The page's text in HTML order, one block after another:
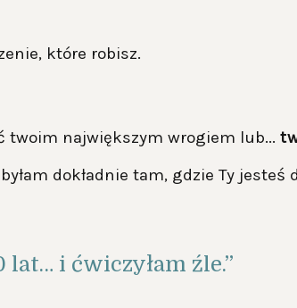
które robisz.
twoim największym wrogiem lub...
dokładnie tam, gdzie Ty jesteś
lat… i ćwiczyłam źle.”